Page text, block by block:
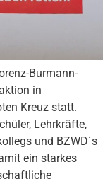
Burmann-
in
Kreuz statt.
Lehrkräfte,
und BZWD´s
ein starkes